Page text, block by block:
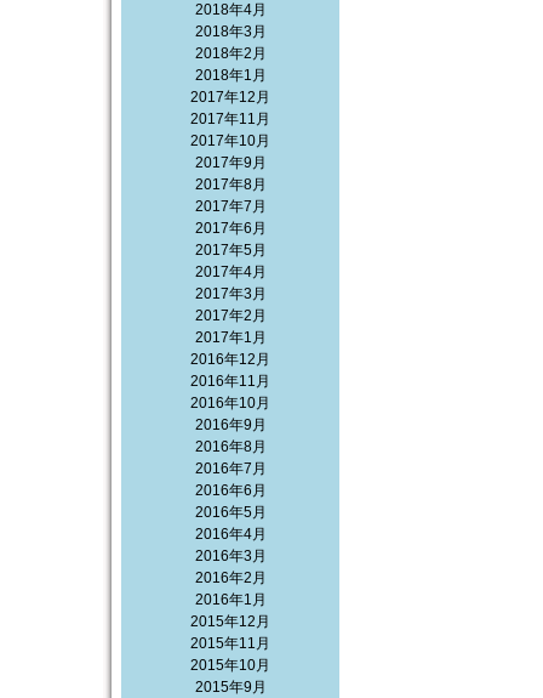
2018年4月
2018年3月
2018年2月
2018年1月
2017年12月
2017年11月
2017年10月
2017年9月
2017年8月
2017年7月
2017年6月
2017年5月
2017年4月
2017年3月
2017年2月
2017年1月
2016年12月
2016年11月
2016年10月
2016年9月
2016年8月
2016年7月
2016年6月
2016年5月
2016年4月
2016年3月
2016年2月
2016年1月
2015年12月
2015年11月
2015年10月
2015年9月